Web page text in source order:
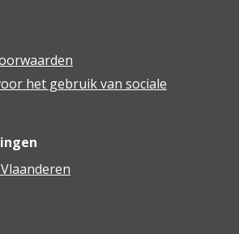
het gebruik van sociale